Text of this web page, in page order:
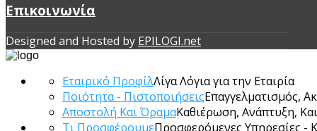
Επικοινωνία
Designed and Hosted by EPILOGI.net
Εταιρικό ΠροφίλΛίγα Λόγια για την Εταιρία
Ποιότητα - ΠιστοποιήσειςΕπαγγελματισμός,
Αποστολή Και ΌραμαΚαθιέρωση, Ανάπτυξη,
Τι ΠροσφέρουμεΠροσφερόμενες Υπηρεσίες -